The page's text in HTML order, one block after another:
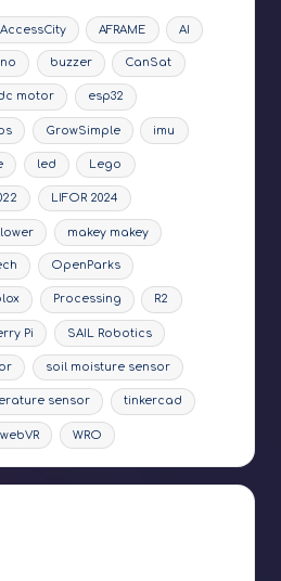
AccessCity AFRAME AI
buzzer CanSat
motor esp32
GrowSimple imu
led Lego
LIFOR 2024
makey makey
OpenParks
Processing R2
Pi SAIL Robotics
soil moisture sensor
sensor tinkercad
webVR WRO